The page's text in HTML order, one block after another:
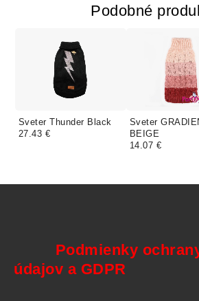
Podobné
Sveter Thunder Black
27.43 €
Sveter
BEIGE
14.07 €
Podmienky
údajov a GDPR